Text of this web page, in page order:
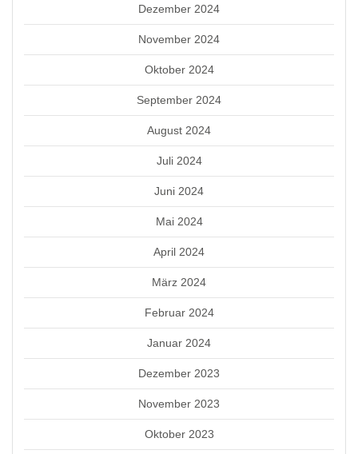
Dezember 2024
November 2024
Oktober 2024
September 2024
August 2024
Juli 2024
Juni 2024
Mai 2024
April 2024
März 2024
Februar 2024
Januar 2024
Dezember 2023
November 2023
Oktober 2023